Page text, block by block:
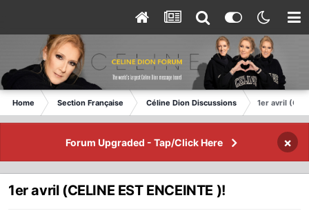
Home Section Française Céline Dion Discussions 1er avril
Forum Upgraded - Tap/Click Here ×
1er avril (CELINE EST ENCEINTE )!